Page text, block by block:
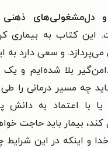
و دل‌مشغولی‌های ذهنی
این کتاب به بیماری
و سعی دارد
بلا شده‌ایم و
چه مسیر درمانی را
یا با اعتماد به دانش
کند، بیمار باید حاجت
و اینکه در این شرایط